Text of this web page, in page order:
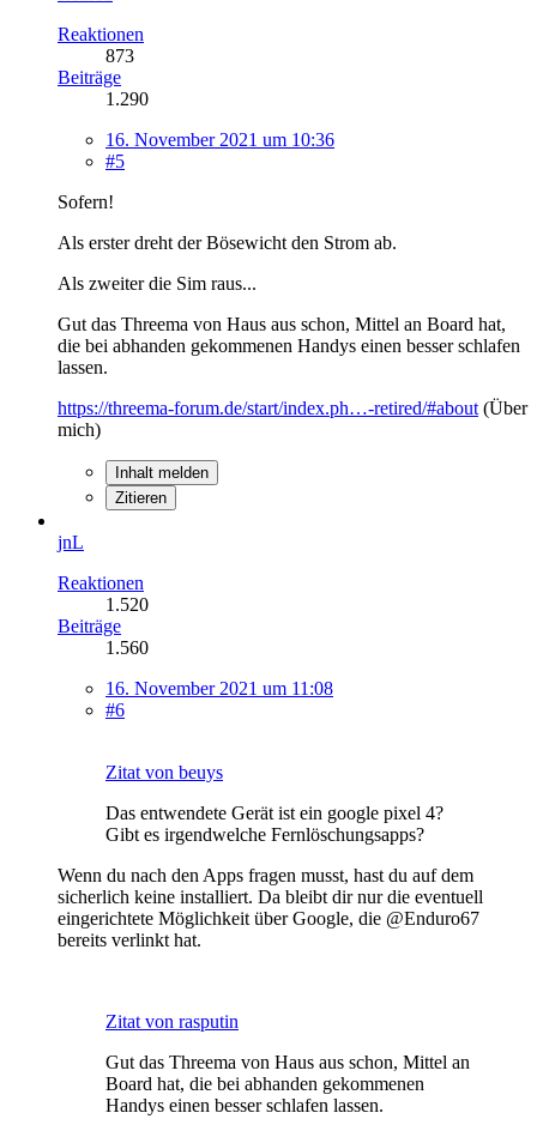
Reaktionen
873
Beiträge
1.290
16. November 2021 um 10:36
#5
Sofern!
Als erster dreht der Bösewicht den Strom ab.
Als zweiter die Sim raus...
Gut das Threema von Haus aus schon, Mittel an Board hat,
die bei abhanden gekommenen Handys einen besser schlafen
lassen.
https://threema-forum.de/start/index.ph…-retired/#about (Über
mich)
Inhalt melden
Zitieren
jnL
Reaktionen
1.520
Beiträge
1.560
16. November 2021 um 11:08
#6
Zitat von beuys
Das entwendete Gerät ist ein google pixel 4?
Gibt es irgendwelche Fernlöschungsapps?
Wenn du nach den Apps fragen musst, hast du auf dem
sicherlich keine installiert. Da bleibt dir nur die eventuell
eingerichtete Möglichkeit über Google, die @Enduro67
bereits verlinkt hat.
Zitat von rasputin
Gut das Threema von Haus aus schon, Mittel an
Board hat, die bei abhanden gekommenen
Handys einen besser schlafen lassen.